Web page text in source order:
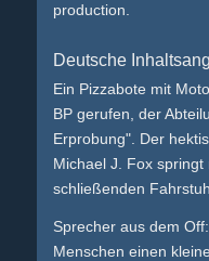
production.
Deutsche
Ein Pizzabote mit
BP gerufen, der
Erprobung". Der
Michael J. Fox
schließenden
Sprecher aus dem
Menschen einen